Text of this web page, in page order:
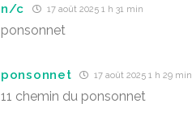
n/c 17 août 2025 1 h 31 min
ponsonnet
ponsonnet 17 août 2025 1 h 29 min
11 chemin du ponsonnet